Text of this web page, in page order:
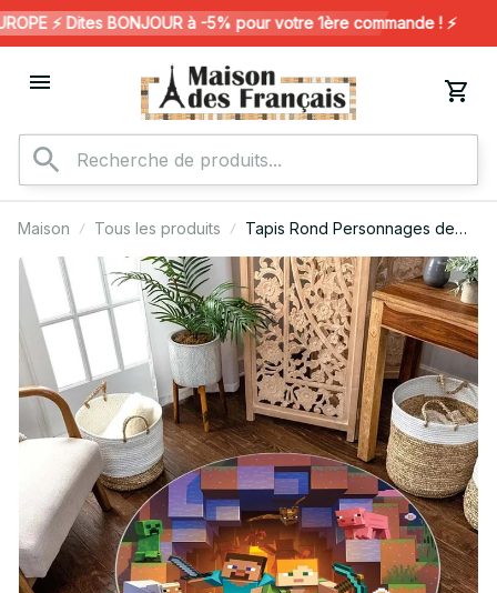
⚡️ Dites BONJOUR à -5% pour votre 1ère commande ! ⚡️
Maison Tous les produits
Tapis Rond Personnages de
Minecraft